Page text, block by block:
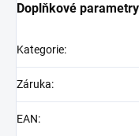
Doplňkové parametry
Kategorie:
Záruka:
EAN: